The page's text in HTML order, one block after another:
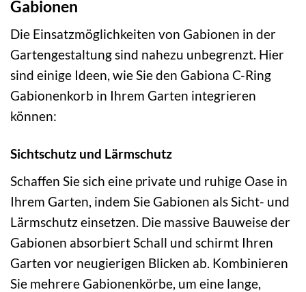
Gabionen
Die Einsatzmöglichkeiten von Gabionen in der
Gartengestaltung sind nahezu unbegrenzt. Hier
sind einige Ideen, wie Sie den Gabiona C-Ring
Gabionenkorb in Ihrem Garten integrieren
können:
Sichtschutz und Lärmschutz
Schaffen Sie sich eine private und ruhige Oase in
Ihrem Garten, indem Sie Gabionen als Sicht- und
Lärmschutz einsetzen. Die massive Bauweise der
Gabionen absorbiert Schall und schirmt Ihren
Garten vor neugierigen Blicken ab. Kombinieren
Sie mehrere Gabionenkörbe, um eine lange,